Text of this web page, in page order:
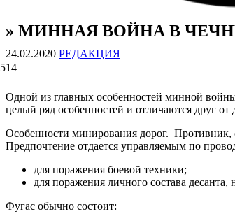
ВОЕННЫЕ СТРАНИЦЫ
СТАТЬИ ВОЕННОЙ ТЕМАТИКИ
» МИННАЯ ВОЙНА В ЧЕЧНЕ
24.02.2020 РЕДАКЦИЯ
514
Одной из главных особенностей минной
целый ряд особенностей и отличаются друг от
Особенности минирования дорог.
Предпочтение отдается управляемым по
для поражения боевой техники;
для поражения личного состава десанта,
Фугас обычно состоит: